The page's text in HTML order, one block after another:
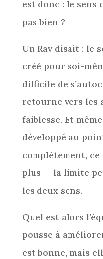
est donc : le sens
pas bien ?
Un Rav disait : le
créé pour soi-
difficile de
retourne vers les
faiblesse. Et
développé au
complètement, ce
plus — la limite
les deux sens.
Quel est alors
pousse à
est bonne, mais